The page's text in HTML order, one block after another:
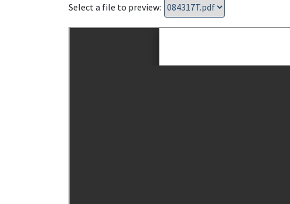
Select a file to preview: